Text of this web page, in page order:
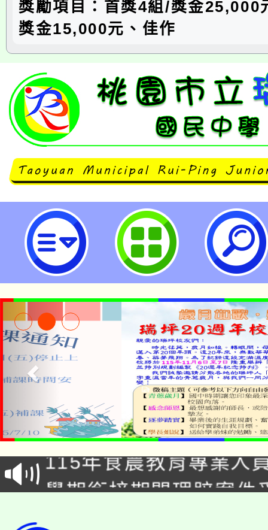
獎勵項目：首獎4組/獎金25,000
獎金15,000元、佳作
neilrpjhstyc網站設計者：徐嘉
淨零綠生活教案入校路
會
115年食農教育專業人
程
學期銜接期間理賠案件